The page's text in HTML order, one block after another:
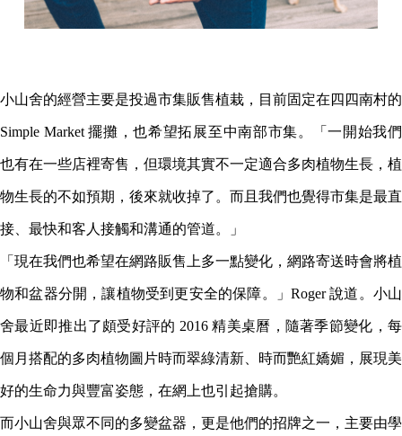
小山舍的經營主要是投過市集販售植栽，目前固定在四四南村的
Simple Market 擺攤，也希望拓展至中南部市集。「一開始我們
也有在一些店裡寄售，但環境其實不一定適合多肉植物生長，植
物生長的不如預期，後來就收掉了。而且我們也覺得市集是最直
接、最快和客人接觸和溝通的管道。」
「現在我們也希望在網路販售上多一點變化，網路寄送時會將植
物和盆器分開，讓植物受到更安全的保障。」Roger 說道。小山
舍最近即推出了頗受好評的 2016 精美桌曆，隨著季節變化，每
個月搭配的多肉植物圖片時而翠綠清新、時而艷紅嬌媚，展現美
好的生命力與豐富姿態，在網上也引起搶購。
而小山舍與眾不同的多變盆器，更是他們的招牌之一，主要由學